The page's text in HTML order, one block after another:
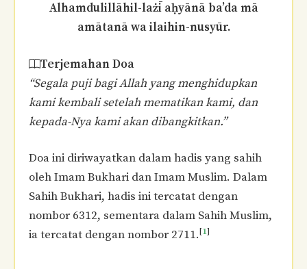
Alhamdulillāhil-lażī aḥyānā ba’da mā
amātanā wa ilaihin-nusyūr.
Terjemahan Doa
“Segala puji bagi Allah yang menghidupkan
kami kembali setelah mematikan kami, dan
kepada-Nya kami akan dibangkitkan.”
Doa ini diriwayatkan dalam hadis yang sahih
oleh Imam Bukhari dan Imam Muslim. Dalam
Sahih Bukhari, hadis ini tercatat dengan
nombor 6312, sementara dalam Sahih Muslim,
ia tercatat dengan nombor 2711.[1]